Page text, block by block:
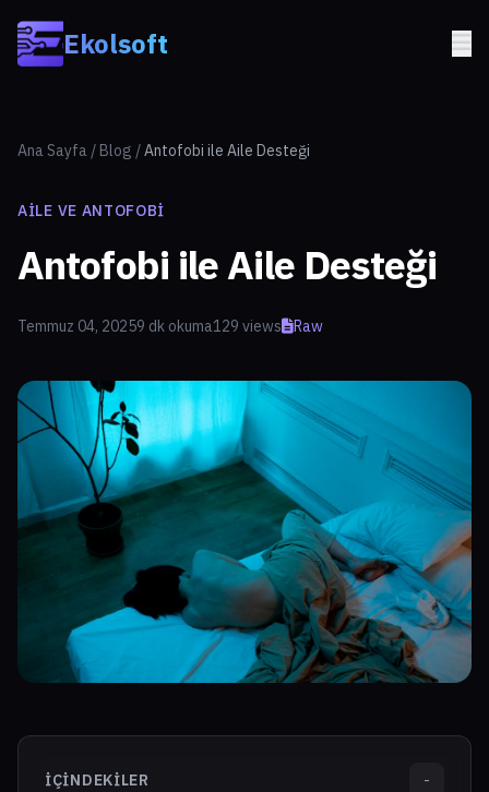
Ekolsoft
Ana Sayfa / Blog /Antofobi ile Aile Desteği
AILE VE ANTOFOBI
Antofobi ile Aile Desteği
Temmuz 04, 20259 dk okuma129 views Raw
İÇINDEKILER -